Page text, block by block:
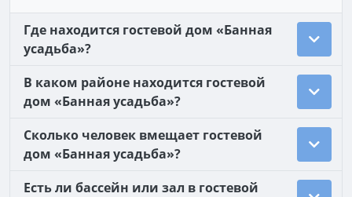
Где находится гостевой дом «Банная
усадьба»?
В каком районе находится гостевой
дом «Банная усадьба»?
Сколько человек вмещает гостевой
дом «Банная усадьба»?
Есть ли бассейн или зал в гостевой